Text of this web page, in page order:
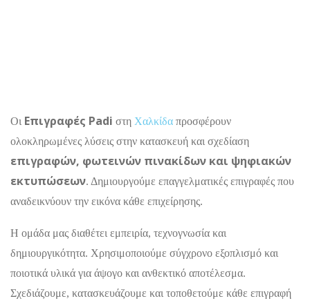
Οι Επιγραφές Padi στη Χαλκίδα προσφέρουν
ολοκληρωμένες λύσεις στην κατασκευή και σχεδίαση
επιγραφών, φωτεινών πινακίδων και ψηφιακών
εκτυπώσεων. Δημιουργούμε επαγγελματικές επιγραφές που
αναδεικνύουν την εικόνα κάθε επιχείρησης.
Η ομάδα μας διαθέτει εμπειρία, τεχνογνωσία και
δημιουργικότητα. Χρησιμοποιούμε σύγχρονο εξοπλισμό και
ποιοτικά υλικά για άψογο και ανθεκτικό αποτέλεσμα.
Σχεδιάζουμε, κατασκευάζουμε και τοποθετούμε κάθε επιγραφή